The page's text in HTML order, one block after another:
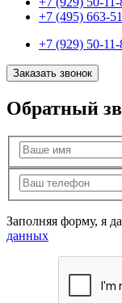
+7 (495) 663-
+7 (929) 50-11-
Заказать звонок
Обратный
Заполняя форму, я
данных